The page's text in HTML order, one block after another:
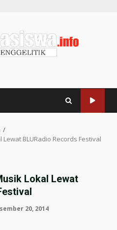
BLURadio Records Festival
Lokal Lewat
20, 2014